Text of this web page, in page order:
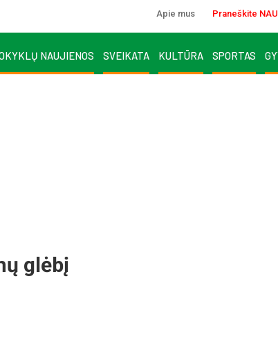
Apie mus Praneškite
NAUJIENOS SVEIKATA KULTŪRA SPORTAS
glėbį